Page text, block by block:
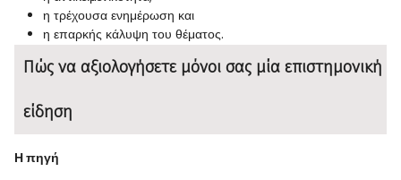
η τρέχουσα ενημέρωση και
η επαρκής κάλυψη του θέματος.
Πώς να αξιολογήσετε μόνοι σας μία επιστημονική
είδηση
Η πηγή